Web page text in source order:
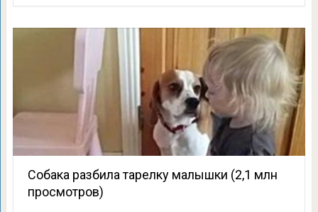
Собака разбила тарелку малышки (2,1 млн
просмотров)